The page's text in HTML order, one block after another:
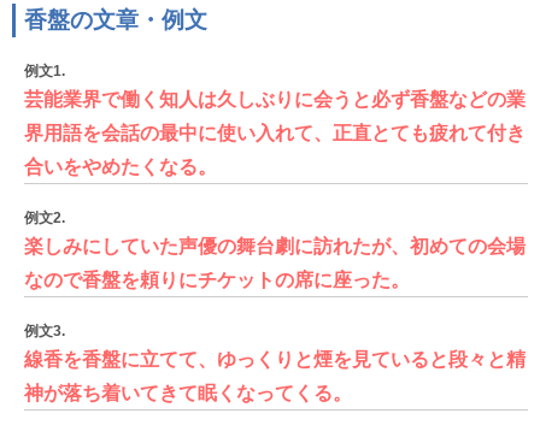
香盤の文章・例文
例文1.
芸能業界で働く知人は久しぶりに会うと必ず香盤などの業
界用語を会話の最中に使い入れて、正直とても疲れて付き
合いをやめたくなる。
例文2.
楽しみにしていた声優の舞台劇に訪れたが、初めての会場
なので香盤を頼りにチケットの席に座った。
例文3.
線香を香盤に立てて、ゆっくりと煙を見ていると段々と精
神が落ち着いてきて眠くなってくる。